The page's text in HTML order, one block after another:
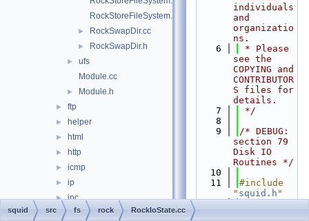
RockStoreFileSystem.h
► RockSwapDir.cc
► RockSwapDir.h
►
ufs
Module.cc
► Module.h
► ftp
► helper
► html
► http
► icmp
► ip
► ipc
► log
individuals
and
organizatio
ns.
    6
* Please
see the
COPYING and
CONTRIBUTOR
S files for
details.
    7
*/
    8
    9
/* DEBUG:
section 79
Disk IO
Routines */
   10
   11
#include
" squid.h "
   12
squid src fs rock RockIoState.cc